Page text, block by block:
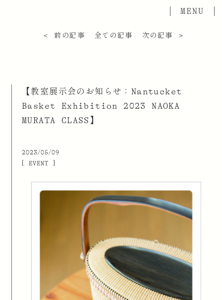
＜ 前の記事 全ての記事 次の記事 ＞
【教室展示会のお知らせ：Nantucket
Basket Exhibition 2023 NAOKA
MURATA CLASS】
2023/05/09
[ EVENT ]